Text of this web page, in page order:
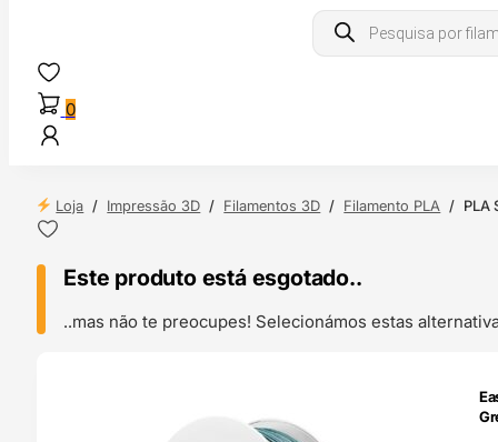
Products
search
0
Loja / Impressão 3D / Filamentos 3D / Filamento PLA / PLA
Este produto está esgotado..
..mas não te preocupes! Selecionámos estas